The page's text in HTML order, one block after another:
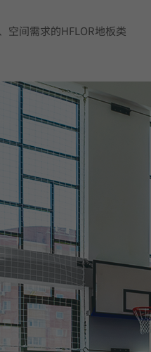
空间需求的HFLOR地板类